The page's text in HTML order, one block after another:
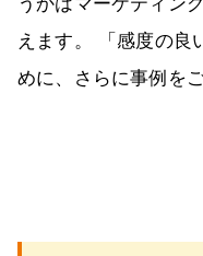
えます。 「感度の良
めに、さらに事例を